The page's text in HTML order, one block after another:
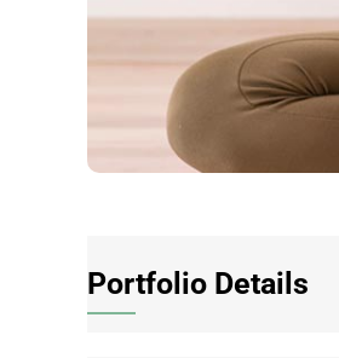
Portfolio Details